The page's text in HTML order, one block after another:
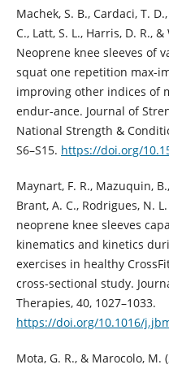
Machek, S. B., Cardaci, T.
C., Latt, S. L., Harris, D. R.,
Neoprene knee sleeves of
squat one repetition max-
improving other indices of
endur-ance. Journal of
National Strength &
S6–S15. https://doi.org/
Maynart, F. R., Mazuquin,
Brant, A. C., Rodrigues, N.
neoprene knee sleeves
kinematics and kinetics
exercises in healthy
cross-sectional study.
Therapies, 40, 1027–1033.
https://doi.org/10.1016/
Mota, G. R., & Marocolo,